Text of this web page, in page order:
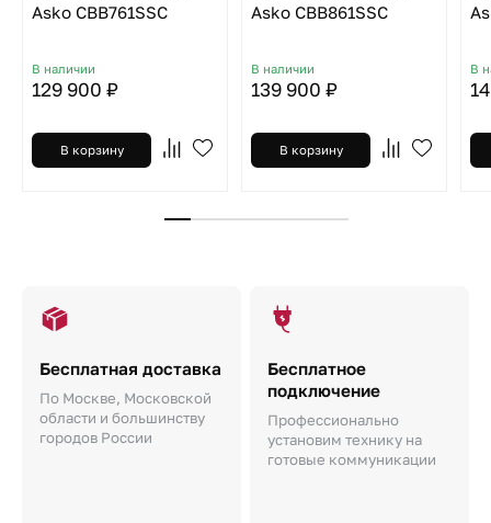
Asko CBB761SSC
В наличии
129 900 ₽
В корзину
Asko CBB861SSC
В наличии
139 900 ₽
В корзину
В
Бесплатная доставка
По Москве, Московской
области и большинству
городов России
Бесплатное
подключение
Профессионально
установим технику на
готовые коммуникации